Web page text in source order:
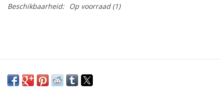
Beschikbaarheid:
Op voorraad(1)